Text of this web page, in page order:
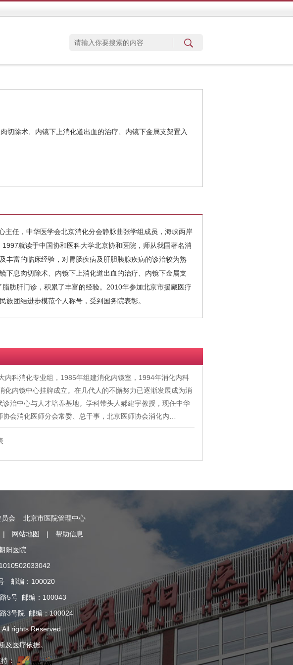
切除术、内镜下上消化道出血的治疗、内镜下金属支架置入
任，中华医学会北京消化分会静脉曲张学组成员，海峡两岸
就读于中国协和医科大学北京协和医院，师从我国著名消
丰富的临床经验，对胃肠疾病及肝胆胰腺疾病的诊治较为熟
下息肉切除术、内镜下上消化道出血的治疗、内镜下金属支
肪肝门诊，积累了丰富的经验。2010年参加北京市援藏医疗
团结进步模范个人称号，受到国务院表彰。
内科消化专业组，1985年组建消化内镜室，1994年消化内科
化内镜中心挂牌成立。在几代人的不懈努力已逐渐发展成为消
治中心与人才培养基地。学科带头人郝建宇教授，现任中华
会消化医师分会常委、总干事，北京医师协会消化内…
会
北京市医院管理中心
| 网站地图 |
帮助信息
阳医院
邮编：100020
5号 邮编：100043
3号院 邮编：100024
rights Reserved
及医疗依据。
：